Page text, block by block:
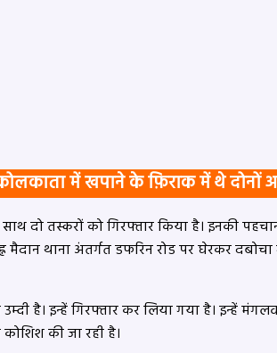
में खपाने के फ़िराक में थे दोनों
दो तस्करों को गिरफ्तार किया है। इनकी
थाना अंतर्गत डफरिन रोड पर घेरकर
है। इन्हें गिरफ्तार कर लिया गया है। इन्हें
की जा रही है।